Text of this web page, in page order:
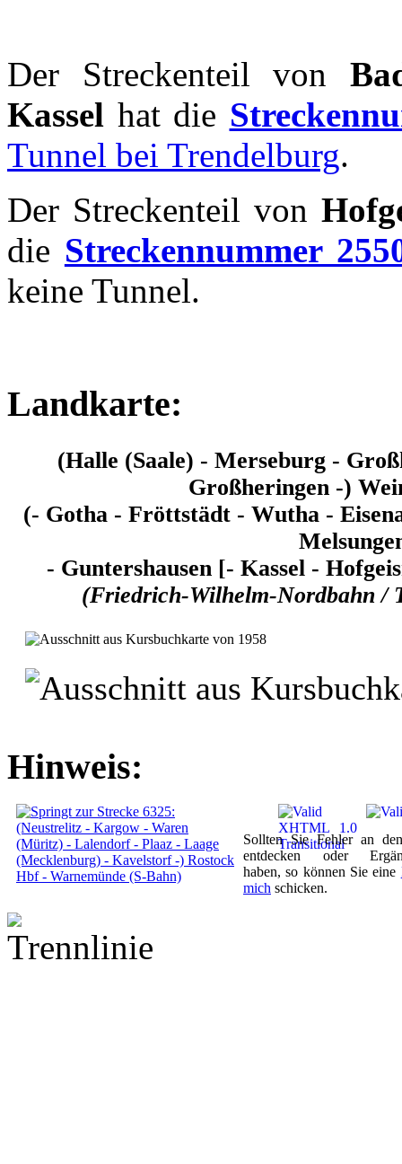
Der Streckenteil von
Kassel hat die
Tunnel bei Trendelburg.
Der Streckenteil von
die Streckennummer
keine Tunnel.
Landkarte:
(Halle (Saale) - Merseburg -
Großheringen -)
(- Gotha - Fröttstädt - Wutha -
- Guntershausen [- Kassel -
(Friedrich-Wilhelm-Nordbahn /
Hinweis:
Sollten Sie Fehler an
entdecken oder
haben, so können Sie eine
mich schicken.